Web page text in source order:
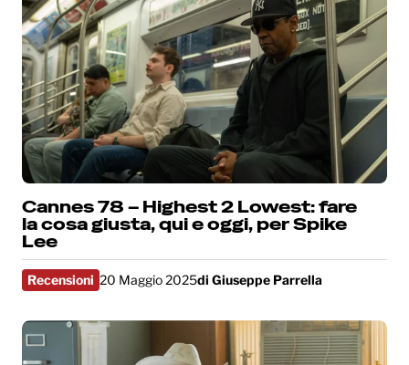
Cannes 78 – Highest 2 Lowest: fare
la cosa giusta, qui e oggi, per Spike
Lee
Recensioni 20 Maggio 2025di Giuseppe Parrella